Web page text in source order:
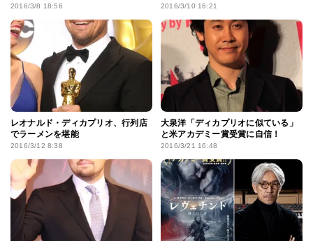
2016/3/8 18:56 2016/3/10 16:21
レオナルド・ディカプリオ、行列店
でラーメンを堪能
2016/3/12 8:38
大泉洋「ディカプリオに似ている」
と米アカデミー賞受賞に自信！
2016/3/21 16:48